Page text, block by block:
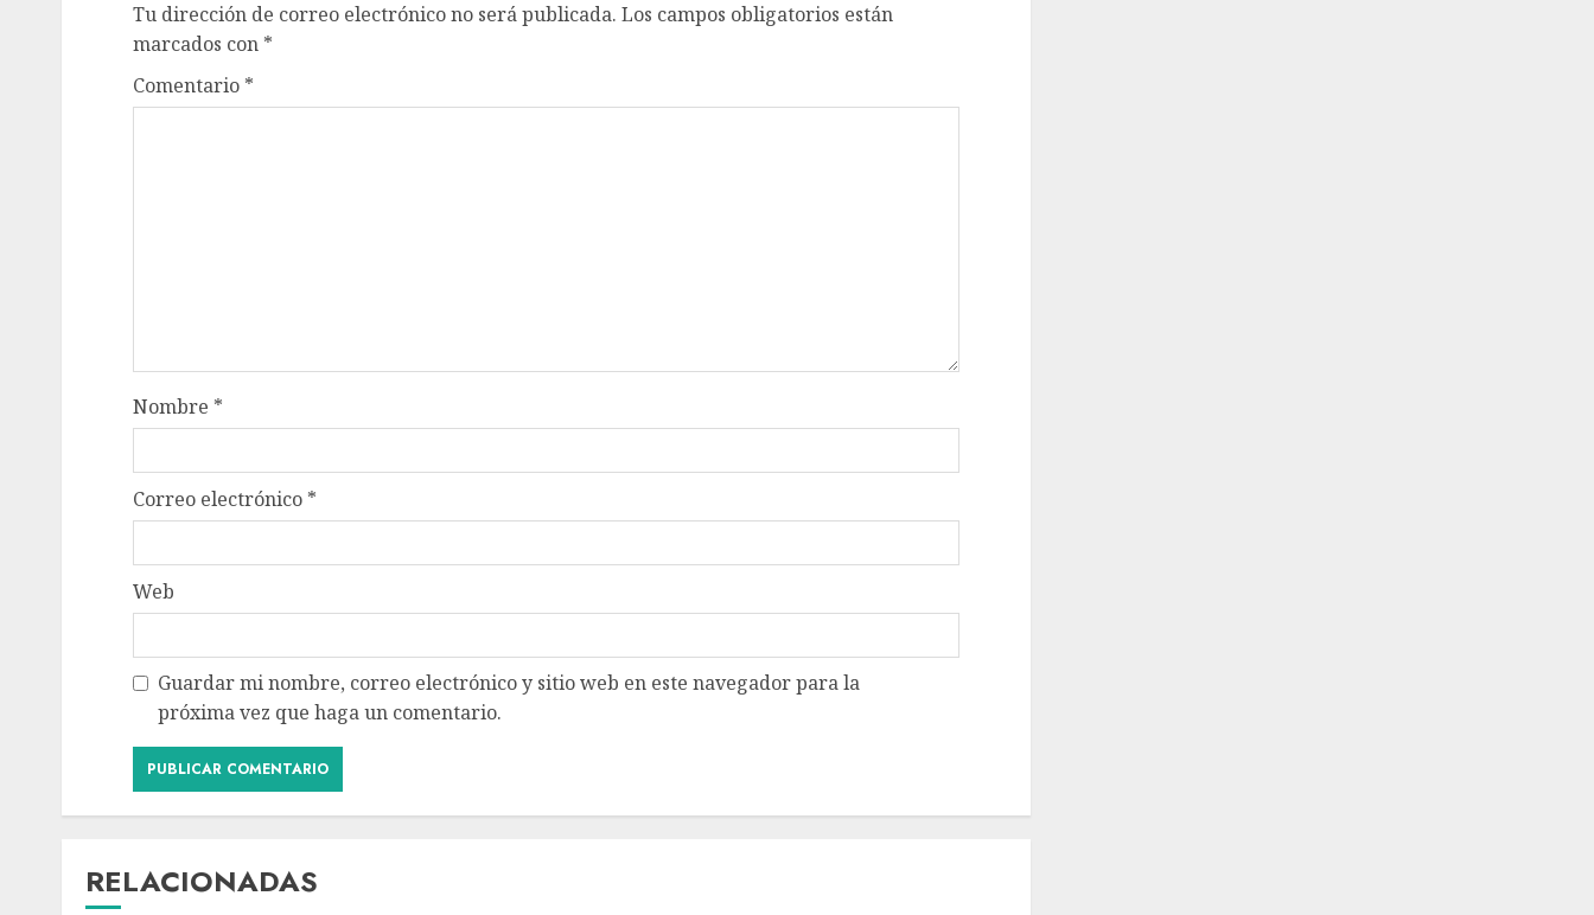
Tu dirección de correo electrónico no será publicada. Los campos obligatorios están
marcados con *
Comentario *
Nombre *
Correo electrónico *
Web
Guardar mi nombre, correo electrónico y sitio web en este navegador para la
próxima vez que haga un comentario.
RELACIONADAS